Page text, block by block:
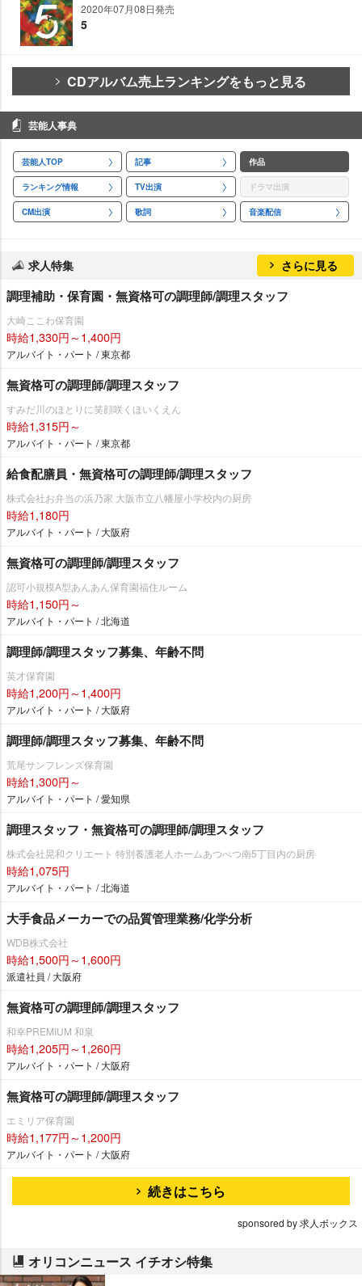
2020年07月08日発売
5
CDアルバム売上ランキングをもっと見る
芸能人事典
芸能人TOP 記事 作品
ランキング情報 TV出演 ドラマ出演
CM出演 歌詞 音楽配信
求人特集 さらに見る
調理補助・保育園・無資格可の調理師/調理スタッフ
大崎ここわ保育園
時給1,330円～1,400円
アルバイト・パート / 東京都
無資格可の調理師/調理スタッフ
すみだ川のほとりに笑顔咲くほいくえん
時給1,315円～
アルバイト・パート / 東京都
給食配膳員・無資格可の調理師/調理スタッフ
株式会社お弁当の浜乃家 大阪市立八幡屋小学校内の厨房
時給1,180円
アルバイト・パート / 大阪府
無資格可の調理師/調理スタッフ
認可小規模A型あんあん保育園福住ルーム
時給1,150円～
アルバイト・パート / 北海道
調理師/調理スタッフ募集、年齢不問
英才保育園
時給1,200円～1,400円
アルバイト・パート / 大阪府
調理師/調理スタッフ募集、年齢不問
荒尾サンフレンズ保育園
時給1,300円～
アルバイト・パート / 愛知県
調理スタッフ・無資格可の調理師/調理スタッフ
株式会社晃和クリエート 特別養護老人ホームあつべつ南5丁目内の厨房
時給1,075円
アルバイト・パート / 北海道
大手食品メーカーでの品質管理業務/化学分析
WDB株式会社
時給1,500円～1,600円
派遣社員 / 大阪府
無資格可の調理師/調理スタッフ
和幸PREMIUM 和泉
時給1,205円～1,260円
アルバイト・パート / 大阪府
無資格可の調理師/調理スタッフ
エミリア保育園
時給1,177円～1,200円
アルバイト・パート / 大阪府
続きはこちら
sponsored by 求人ボックス
オリコンニュース イチオシ特集